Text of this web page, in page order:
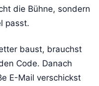
die Bühne, sondern
passt.
baust, brauchst
Code. Danach
E-Mail verschickst